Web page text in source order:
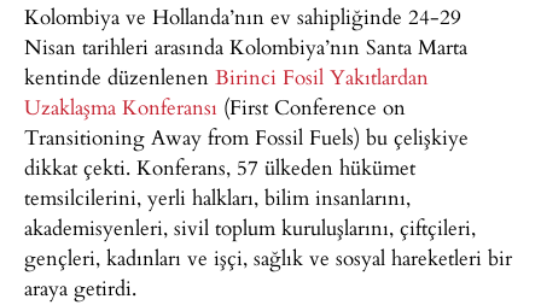
Kolombiya ve Hollanda’nın ev sahipliğinde 24-29
Nisan tarihleri arasında Kolombiya’nın Santa Marta
kentinde düzenlenen Birinci Fosil Yakıtlardan
Uzaklaşma Konferansı (First Conference on
Transitioning Away from Fossil Fuels) bu çelişkiye
dikkat çekti. Konferans, 57 ülkeden hükümet
temsilcilerini, yerli halkları, bilim insanlarını,
akademisyenleri, sivil toplum kuruluşlarını, çiftçileri,
gençleri, kadınları ve işçi, sağlık ve sosyal hareketleri bir
araya getirdi.